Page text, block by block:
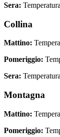
Sera:
Collina
Mattino:
Pomeriggio:
Sera:
Montagna
Mattino:
Pomeriggio: